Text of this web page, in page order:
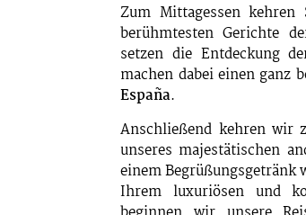
Zum Mittagessen kehren
berühmtesten Gerichte
setzen die Entdeckung
machen dabei einen ganz
España.
Anschließend kehren wir
unseres majestätischen
einem Begrüßungsgetränk
Ihrem luxuriösen und